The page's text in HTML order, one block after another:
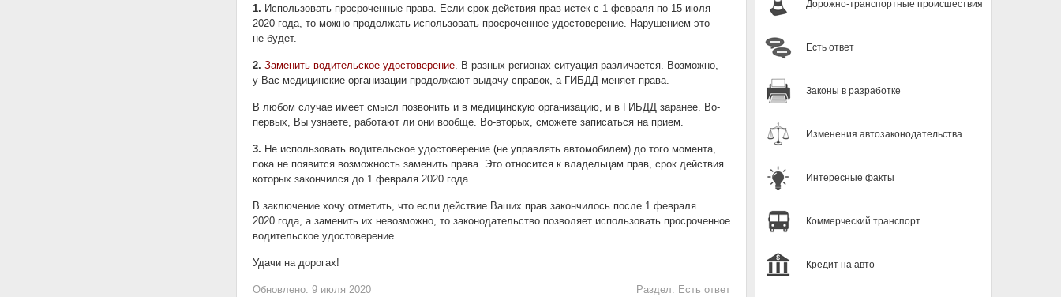
1. Использовать просроченные права. Если срок действия прав истек с 1 февраля по 15 июля
2020 года, то можно продолжать использовать просроченное удостоверение. Нарушением это
не будет.
2. Заменить водительское удостоверение. В разных регионах ситуация различается. Возможно,
у Вас медицинские организации продолжают выдачу справок, а ГИБДД меняет права.
В любом случае имеет смысл позвонить и в медицинскую организацию, и в ГИБДД заранее. Во-
первых, Вы узнаете, работают ли они вообще. Во-вторых, сможете записаться на прием.
3. Не использовать водительское удостоверение (не управлять автомобилем) до того момента,
пока не появится возможность заменить права. Это относится к владельцам прав, срок действия
которых закончился до 1 февраля 2020 года.
В заключение хочу отметить, что если действие Ваших прав закончилось после 1 февраля
2020 года, а заменить их невозможно, то законодательство позволяет использовать просроченное
водительское удостоверение.
Удачи на дорогах!
Обновлено: 9 июля 2020 Раздел: Есть ответ
Дорожно-транспортные происшествия
Есть ответ
Законы в разработке
Изменения автозаконодательства
Интересные факты
Коммерческий транспорт
Кредит на авто